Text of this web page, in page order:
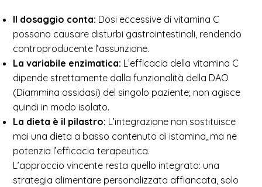
Il dosaggio conta: Dosi eccessive di vitamina C
possono causare disturbi gastrointestinali, rendendo
controproducente l’assunzione.
La variabile enzimatica: L’efficacia della vitamina C
dipende strettamente dalla funzionalità della DAO
(Diammina ossidasi) del singolo paziente; non agisce
quindi in modo isolato.
La dieta è il pilastro: L’integrazione non sostituisce
mai una dieta a basso contenuto di istamina, ma ne
potenzia l’efficacia terapeutica.
L’approccio vincente resta quello integrato: una
strategia alimentare personalizzata affiancata, solo